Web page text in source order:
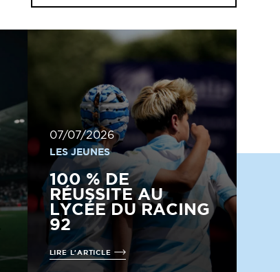
07/07/2026
LES JEUNES
100 % DE
RÉUSSITE AU
LYCÉE DU RACING
92
LIRE L'ARTICLE